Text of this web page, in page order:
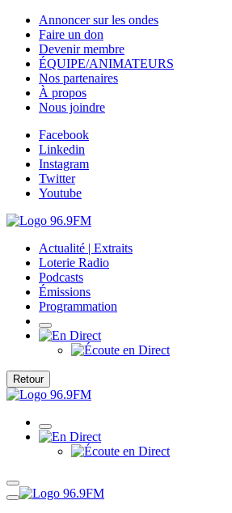
Annoncer sur les ondes
Faire un don
Devenir membre
ÉQUIPE/ANIMATEURS
Nos partenaires
À propos
Nous joindre
Facebook
Linkedin
Instagram
Twitter
Youtube
Actualité | Extraits
Loterie Radio
Podcasts
Émissions
Programmation
Retour